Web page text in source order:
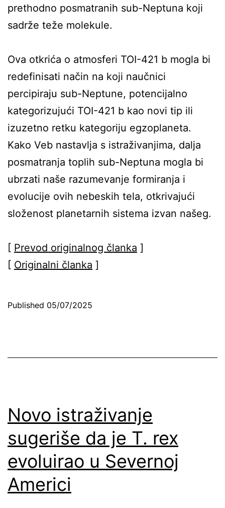
prethodno posmatranih sub-Neptuna koji
sadrže teže molekule.
Ova otkrića o atmosferi TOI-421 b mogla bi
redefinisati način na koji naučnici
percipiraju sub-Neptune, potencijalno
kategorizujući TOI-421 b kao novi tip ili
izuzetno retku kategoriju egzoplaneta.
Kako Veb nastavlja s istraživanjima, dalja
posmatranja toplih sub-Neptuna mogla bi
ubrzati naše razumevanje formiranja i
evolucije ovih nebeskih tela, otkrivajući
složenost planetarnih sistema izvan našeg.
[ Prevod originalnog članka ]
[ Originalni članka ]
Published 05/07/2025
Novo istraživanje
sugeriše da je T. rex
evoluirao u Severnoj
Americi